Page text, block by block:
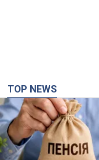
TOP NEWS